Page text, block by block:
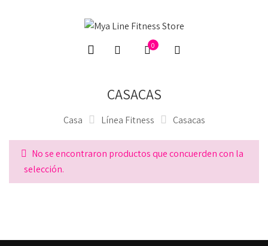
0
CASACAS
Casa Línea Fitness Casacas
No se encontraron productos que concuerden con la
selección.